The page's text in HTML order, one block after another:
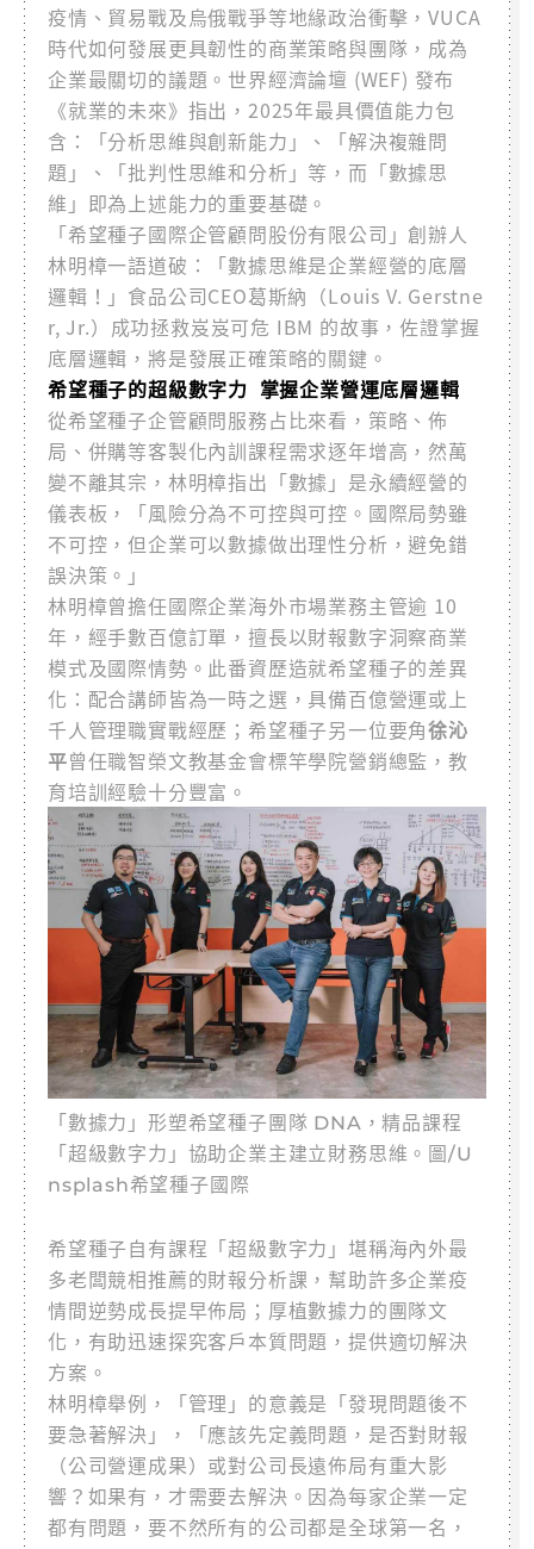
疫情、貿易戰及烏俄戰爭等地緣政治衝擊，VUCA
時代如何發展更具韌性的商業策略與團隊，成為
企業最關切的議題。世界經濟論壇 (WEF) 發布
《就業的未來》指出，2025年最具價值能力包
含：「分析思維與創新能力」、「解決複雜問
題」、「批判性思維和分析」等，而「數據思
維」即為上述能力的重要基礎。
「希望種子國際企管顧問股份有限公司」創辦人
林明樟一語道破：「數據思維是企業經營的底層
邏輯！」食品公司CEO​​葛斯納（Louis V. Gerstne
r, Jr.）成功拯救岌岌可危 IBM 的故事，佐證掌握
底層邏輯，將是發展正確策略的關鍵。
希望種子的超級數字力 掌握企業營運底層邏輯
從希望種子企管顧問服務占比來看，策略、佈
局、併購等客製化內訓課程需求逐年增高，然萬
變不離其宗，林明樟指出「數據」是永續經營的
儀表板，「風險分為不可控與可控。國際局勢雖
不可控，但企業可以數據做出理性分析，避免錯
誤決策。」
林明樟曾擔任國際企業海外市場業務主管逾 10
年，經手數百億訂單，擅長以財報數字洞察商業
模式及國際情勢。此番資歷造就希望種子的差異
化：配合講師皆為一時之選，具備百億營運或上
千人管理職實戰經歷；希望種子另一位要角徐沁
平曾任職智榮文教基金會標竿學院營銷總監，教
育培訓經驗十分豐富。
「數據力」形塑希望種子團隊 DNA，精品課程
「超級數字力」協助企業主建立財務思維。圖/U
nsplash希望種子國際
希望種子自有課程「超級數字力」堪稱海內外最
多老闆競相推薦的財報分析課，幫助許多企業疫
情間逆勢成長提早佈局；厚植數據力的團隊文
化，有助迅速探究客戶本質問題，提供適切解決
方案。
林明樟舉例，「管理」的意義是「發現問題後不
要急著解決」，「應該先定義問題，是否對財報
（公司營運成果）或對公司長遠佈局有重大影
響？如果有，才需要去解決。因為每家企業一定
都有問題，要不然所有的公司都是全球第一名，